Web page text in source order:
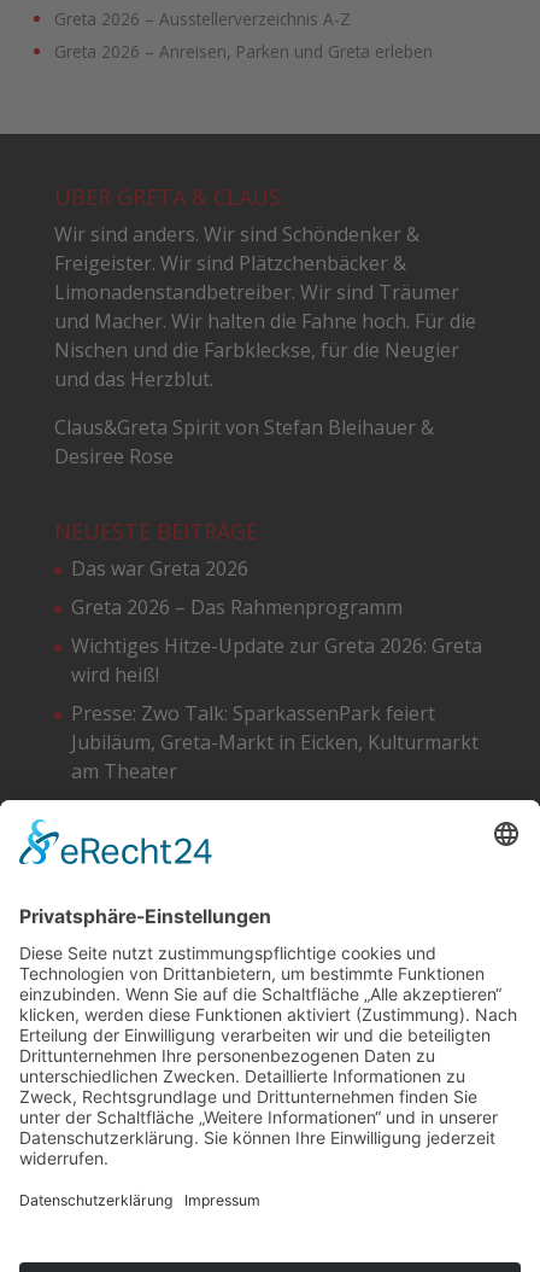
Greta 2026 – Ausstellerverzeichnis A-Z
Greta 2026 – Anreisen, Parken und Greta erleben
ÜBER GRETA & CLAUS
Wir sind anders. Wir sind Schöndenker &
Freigeister. Wir sind Plätzchenbäcker &
Limonadenstandbetreiber. Wir sind Träumer
und Macher. Wir halten die Fahne hoch. Für die
Nischen und die Farbkleckse, für die Neugier
und das Herzblut.
Claus&Greta Spirit von Stefan Bleihauer &
Desiree Rose
NEUESTE BEITRÄGE
Das war Greta 2026
Greta 2026 – Das Rahmenprogramm
Wichtiges Hitze-Update zur Greta 2026: Greta
wird heiß!
Presse: Zwo Talk: SparkassenPark feiert
Jubiläum, Greta-Markt in Eicken, Kulturmarkt
am Theater
Facebook
Instagram
SoundCloud
YouTube
Cookie-Einstellungen